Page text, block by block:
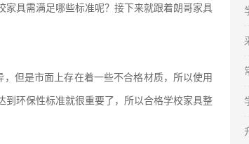
具需满足哪些标准呢？接下来就跟着朗哥家具
但是市面上存在着一些不合格材质，所以使用
环保性标准就很重要了，所以合格学校家具整